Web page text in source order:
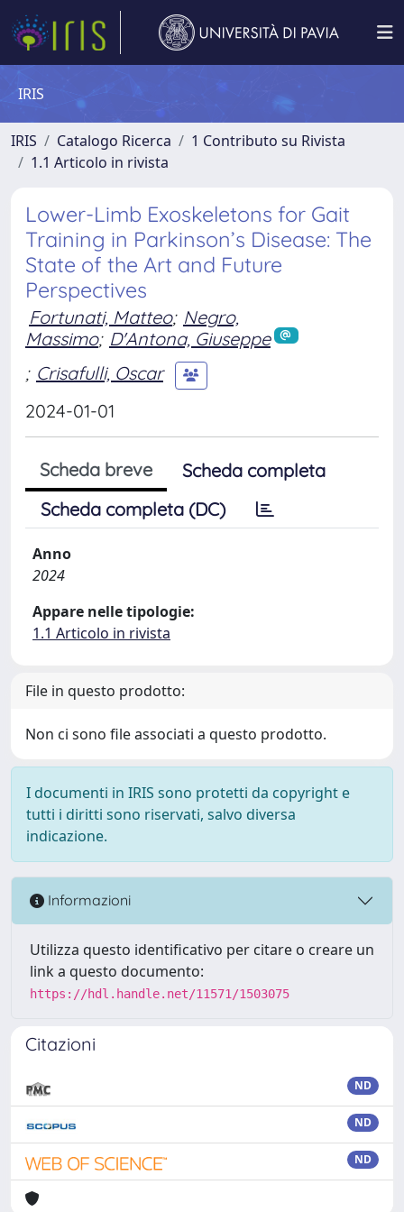
IRIS
IRIS Catalogo Ricerca
1 Contributo su Rivista
1.1 Articolo in rivista
Lower-Limb Exoskeletons for Gait
Training in Parkinson’s Disease: The
State of the Art and Future
Perspectives
Fortunati, Matteo; Negro,
Massimo; D'Antona, Giuseppe
; Crisafulli, Oscar
2024-01-01
Scheda breve
Scheda completa
Scheda completa (DC)
Anno
2024
Appare nelle tipologie:
1.1 Articolo in rivista
File in questo prodotto:
Non ci sono file associati a questo prodotto.
I documenti in IRIS sono protetti da copyright e
tutti i diritti sono riservati, salvo diversa
indicazione.
Informazioni
Utilizza questo identificativo per citare o creare un
link a questo documento:
https://hdl.handle.net/11571/1503075
Citazioni
ND
ND
ND